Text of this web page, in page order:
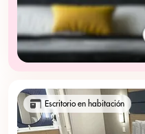
Escritorio en habitación